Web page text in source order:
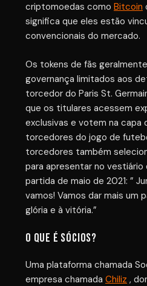
criptomoedas como Bitcoin
significa que eles estão
convencionais do mercado.
Os tokens de fãs
governança limitados aos
torcedor do Paris St.
que os titulares acessem
exclusivas e votem na capa
torcedores do jogo de
torcedores também
para apresentar no vestiário
partida de maio de 2021: ”
vamos! Vamos dar mais um
glória e à vitória.”
O que é SÓCIOS?
Uma plataforma chamada
empresa chamada Chiliz ,